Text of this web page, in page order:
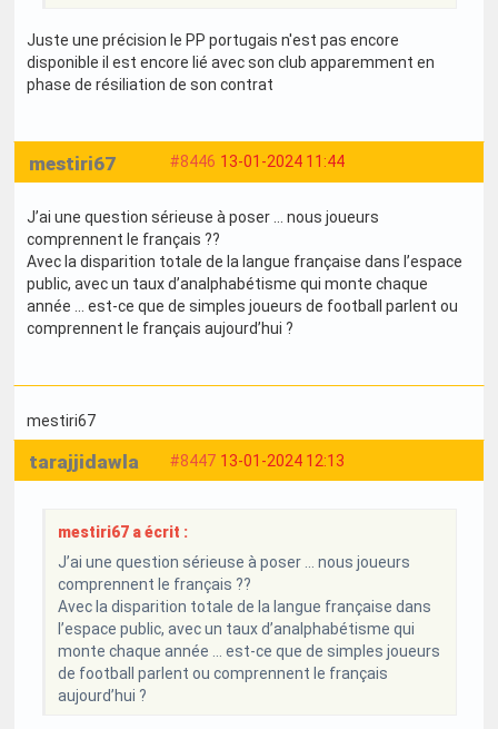
Juste une précision le PP portugais n'est pas encore
disponible il est encore lié avec son club apparemment en
phase de résiliation de son contrat
#8446 13-01-2024 11:44
mestiri67
J’ai une question sérieuse à poser … nous joueurs
comprennent le français ??
Avec la disparition totale de la langue française dans l’espace
public, avec un taux d’analphabétisme qui monte chaque
année … est-ce que de simples joueurs de football parlent ou
comprennent le français aujourd’hui ?
mestiri67
#8447 13-01-2024 12:13
tarajjidawla
mestiri67 a écrit :
J’ai une question sérieuse à poser … nous joueurs
comprennent le français ??
Avec la disparition totale de la langue française dans
l’espace public, avec un taux d’analphabétisme qui
monte chaque année … est-ce que de simples joueurs
de football parlent ou comprennent le français
aujourd’hui ?